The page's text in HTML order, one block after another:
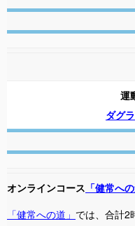
運
ダグ
オンラインコース 「健常への
「健常への道」 では、合計2